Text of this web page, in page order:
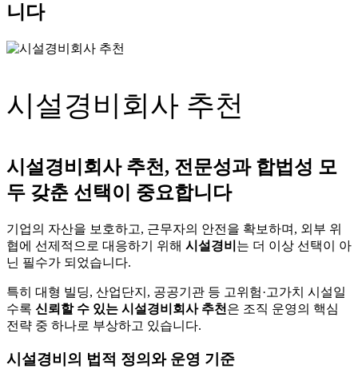
니다
시설경비회사 추천
시설경비회사 추천, 전문성과 합법성 모
두 갖춘 선택이 중요합니다
기업의 자산을 보호하고, 근무자의 안전을 확보하며, 외부 위
협에 선제적으로 대응하기 위해 시설경비 는 더 이상 선택이 아
닌 필수가 되었습니다.
특히 대형 빌딩, 산업단지, 공공기관 등 고위험·고가치 시설일
수록 신뢰할 수 있는 시설경비회사 추천 은 조직 운영의 핵심
전략 중 하나로 부상하고 있습니다.
시설경비의 법적 정의와 운영 기준